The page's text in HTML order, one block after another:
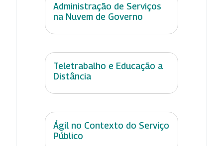
Administração de Serviços
na Nuvem de Governo
Teletrabalho e Educação a
Distância
Ágil no Contexto do Serviço
Público